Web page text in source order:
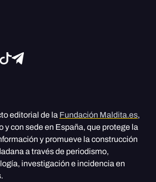
editorial de la Fundación Maldita.es,
y con sede en España, que protege la
y promueve la construcción
a través de periodismo,
investigación e incidencia en